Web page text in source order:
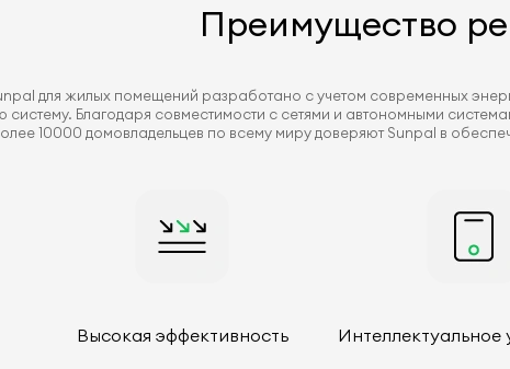
Преимущество
для жилых помещений разработано с учетом современных
систему. Благодаря совместимости с сетями и автономными
10000 домовладельцев по всему миру доверяют Sunpal в
Высокая эффективность Интеллектуальное